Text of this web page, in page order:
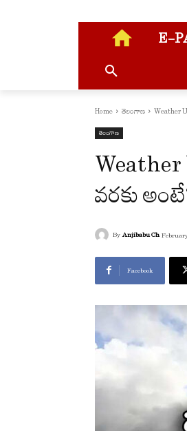
E-
Home తెలంగాణ Weather
తెలంగాణ
Weather
వరకు
By Anjibabu Ch
Facebook